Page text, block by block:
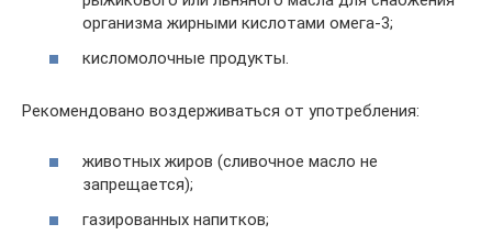
организма жирными кислотами омега-3;
кисломолочные продукты.
Рекомендовано воздерживаться от употребления:
животных жиров (сливочное масло не
запрещается);
газированных напитков;